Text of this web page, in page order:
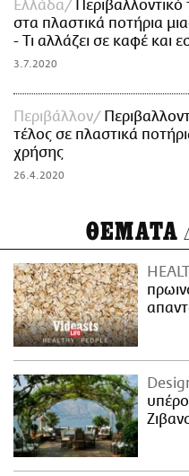
Ελλάδα
Περιβαλλοντικό
στα πλαστικά ποτήρια
- Τι αλλάζει σε καφέ και
3.7.2020
Περιβάλλον
τέλος σε πλαστικά
χρήσης
26.4.2020
ΘΕΜΑΤΑ